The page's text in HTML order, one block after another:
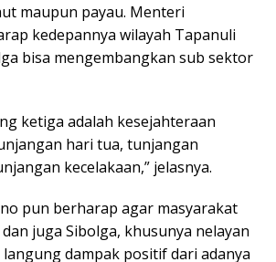
maupun payau. Menteri
kedepannya wilayah Tapanuli
bisa mengembangkan sub sektor
ketiga adalah kesejahteraan
hari tua, tunjangan
kecelakaan,” jelasnya.
pun berharap agar masyarakat
juga Sibolga, khusunya nelayan
dampak positif dari adanya